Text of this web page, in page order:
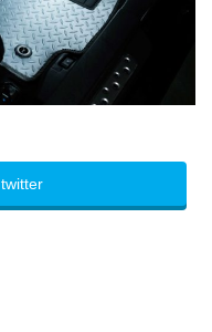
twitter